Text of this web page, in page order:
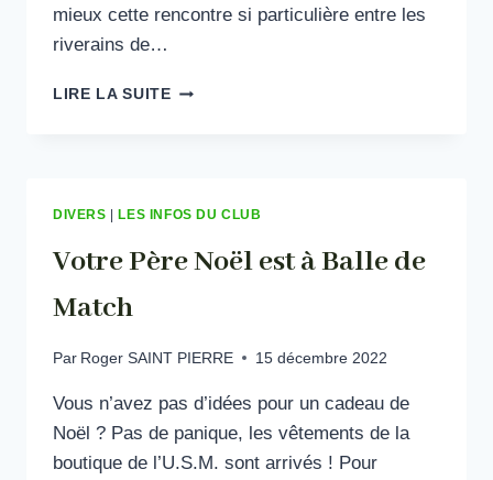
mieux cette rencontre si particulière entre les
riverains de…
LIRE LA SUITELA
DIVERS LES INFOS DU CLUB
Votre Père Noël est à Balle de
Match
Par Roger SAINT PIERRE 15 décembre 2022
Vous n’avez pas d’idées pour un cadeau de
Noël ? Pas de panique, les vêtements de la
boutique de l’U.S.M. sont arrivés ! Pour